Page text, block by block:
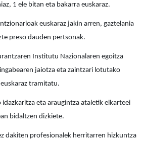
1 ele bitan eta bakarra euskaraz.
euskaraz jakin arren, gaztelania
preso dauden pertsonak.
Institutu Nazionalaren egoitza
jaiotza eta zaintzari lotutako
tramitatu.
eta araugintza ataletik elkarteei
bidaltzen dizkiete.
dakiten profesionalek herritarren hizkuntza